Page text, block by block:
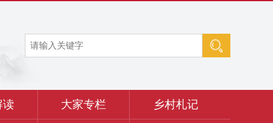
读 大家专栏 乡村札记